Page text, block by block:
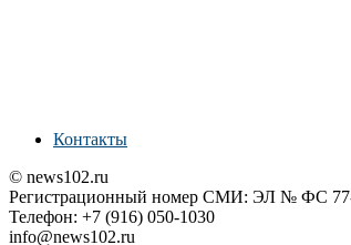
Контакты
© news102.ru
Регистрационный номер СМИ: ЭЛ № ФС 77-
Телефон: +7 (916) 050-1030
info@news102.ru